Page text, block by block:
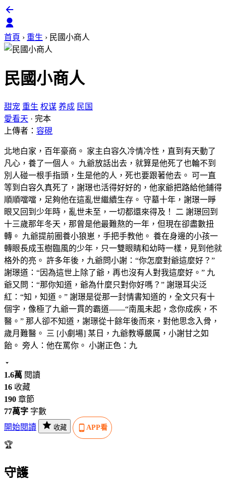
首頁 › 重生 › 民國小商人
民國小商人
甜宠 重生 权谋 养成 民国
愛看天 · 完本
上傳者： 容硯
北地白家，百年豪商。 家主白容久冷情冷性，直到有天動了
凡心，養了一個人。 九爺放話出去，就算是他死了也輪不到
別人碰一根手指頭，生是他的人，死也要跟著他去。 可一直
等到白容久真死了，謝璟也活得好好的，他家爺把路給他鋪得
順順噹噹，足夠他在這亂世繼續生存。 守墓十年，謝璟一睜
眼又回到少年時，亂世未至，一切都還來得及！ 二 謝璟回到
十三歲那年冬天，那曾是他最難熬的一年，但現在卻盡數扭
轉。 九爺提前圈養小狼崽，手把手教他。 養在身邊的小孩一
轉眼長成玉樹臨風的少年，只一雙眼睛和幼時一樣，見到他就
格外的亮。 許多年後，九爺問小謝：“你怎麼對爺這麼好？”
謝璟道：“因為這世上除了爺，再也沒有人對我這麼好。” 九
爺又問：“那你知道，爺為什麼只對你好嗎？” 謝璟耳尖泛
紅：“知，知道。” 謝璟是從那一封情書知道的，全文只有十
個字，像極了九爺一貫的霸道——“南風未起，念你成疾，不
醫。” 那人卻不知道，謝璟從十餘年後而來，對他思念入骨，
歲月難醫。 三 [小劇場] 某日，九爺教導嚴厲，小謝甘之如
飴。 旁人：他在罵你。 小謝正色：九
1.6萬 閱讀
16 收藏
190 章節
77萬字 字數
開始閱讀
收藏 APP看
🏆
守護